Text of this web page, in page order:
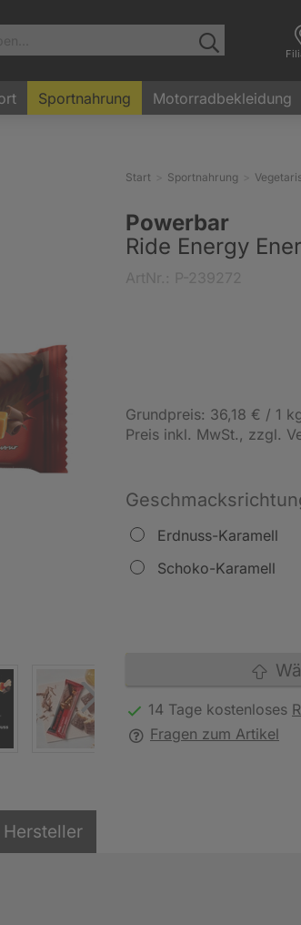
Sportnahrung Motorradbekleidung
Start Sportnahrung
Powerbar
Ride Energy
Grundpreis: 36,18 € / 1
Preis inkl. MwSt., zzgl.
Erdnuss-Karamell
Schoko-Karamell
14 Tage kostenloses
Fragen zum Artikel
Hersteller